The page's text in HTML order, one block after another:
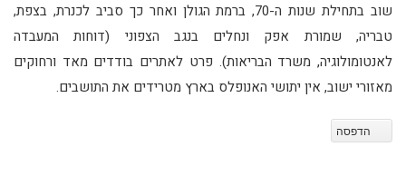
שוב בתחילת שנות ה-70, ברמת הגולן ואחר כך סביב לכנרת, בצפת,
טבריה, שמורת אפק ונחלים בנגב הצפוני (דוחות המעבדה
לאנטומולוגיה, משרד הבריאות). פרט לאתרים בודדים מאד ורחוקים
מאזורי ישוב, אין יתושי האנופלס בארץ מטרידים את התושבים.
הדפסה